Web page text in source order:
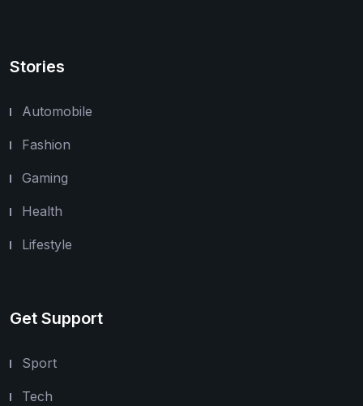
Stories
Automobile
Fashion
Gaming
Health
Lifestyle
Get Support
Sport
Tech